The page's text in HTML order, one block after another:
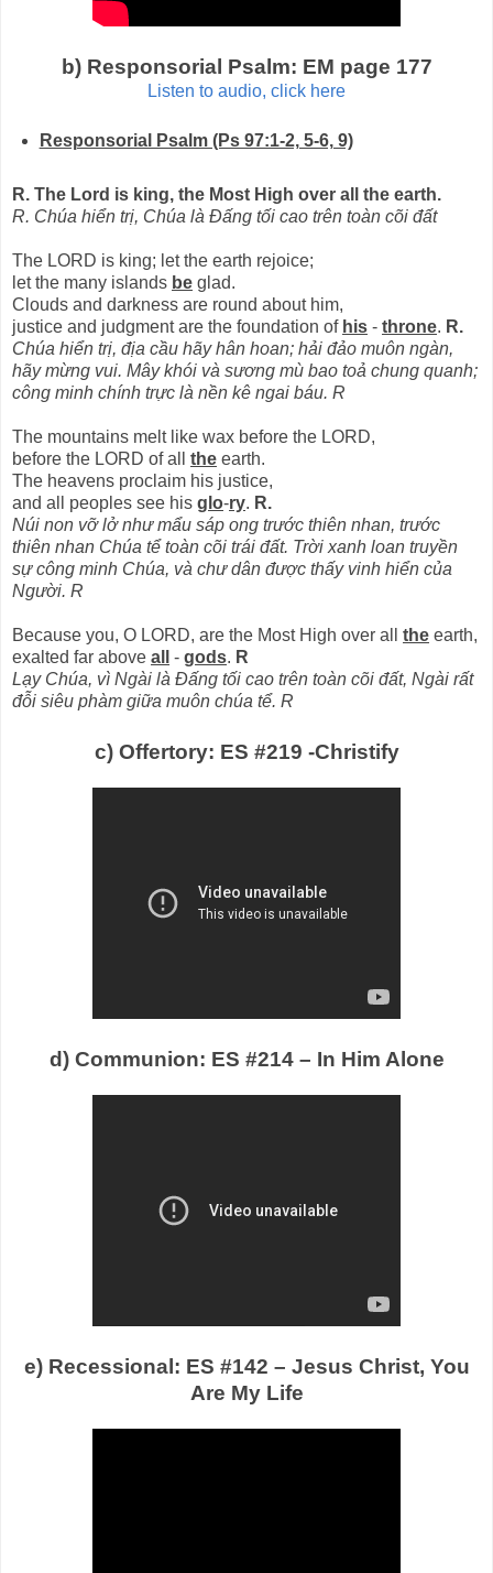
b) Responsorial Psalm: EM page 177
Listen to audio, click here
Responsorial Psalm (Ps 97:1-2, 5-6, 9)
R. The Lord is king, the Most High over all the earth.
R. Chúa hiển trị, Chúa là Đấng tối cao trên toàn cõi đất
The LORD is king; let the earth rejoice;
let the many islands be glad.
Clouds and darkness are round about him,
justice and judgment are the foundation of his - throne. R.
Chúa hiển trị, địa cầu hãy hân hoan; hải đảo muôn ngàn,
hãy mừng vui. Mây khói và sương mù bao toả chung quanh;
công minh chính trực là nền kê ngai báu. R
The mountains melt like wax before the LORD,
before the LORD of all the earth.
The heavens proclaim his justice,
and all peoples see his glo-ry. R.
Núi non vỡ lở như mẩu sáp ong trước thiên nhan, trước
thiên nhan Chúa tể toàn cõi trái đất. Trời xanh loan truyền
sự công minh Chúa, và chư dân được thấy vinh hiển của
Người. R
Because you, O LORD, are the Most High over all the earth,
exalted far above all - gods. R
Lạy Chúa, vì Ngài là Đấng tối cao trên toàn cõi đất, Ngài rất
đỗi siêu phàm giữa muôn chúa tể. R
c) Offertory: ES #219 -Christify
d) Communion: ES #214 – In Him Alone
e) Recessional: ES #142 – Jesus Christ, You
Are My Life